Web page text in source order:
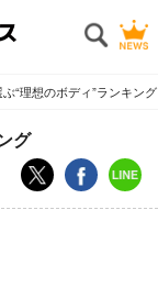
“理想のボディ”ランキング
グ